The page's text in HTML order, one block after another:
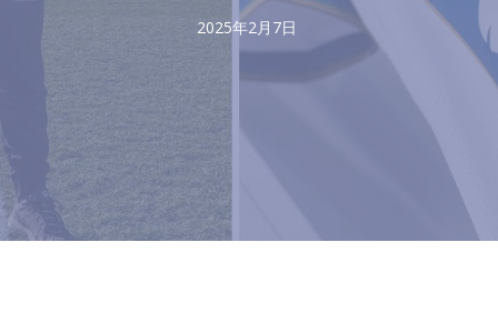
2025年2月7日